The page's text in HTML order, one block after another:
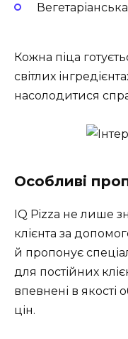
Вегетаріанська
Кожна піца
світлих
насолодитися
Особливі
IQ Pizza не лише
клієнта за
й пропонує
для постійних
впевнені в якості
цін.